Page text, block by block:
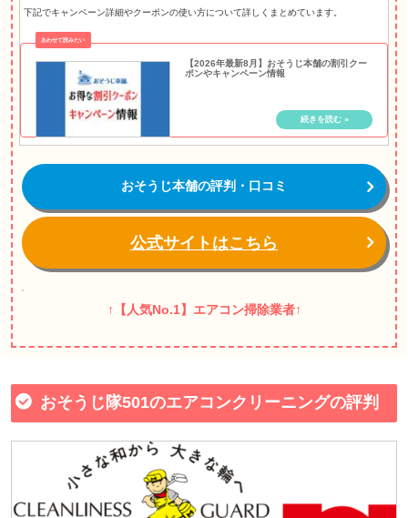
下記でキャンペーン詳細やクーポンの使い方について詳しくまとめています。
【2026年最新8月】おそうじ本舗の割引クー
ポンやキャンペーン情報
おそうじ本舗の評判・口コミ
公式サイトはこちら
↑【人気No.1】エアコン掃除業者↑
おそうじ隊501のエアコンクリーニングの評判